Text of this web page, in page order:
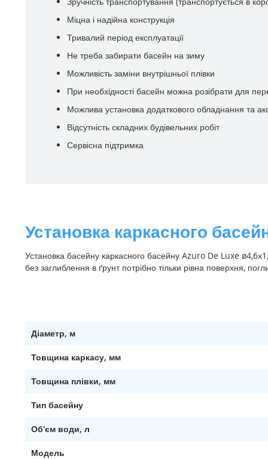
Міцна і надійна конструкція
Тривалий період експлуатації
Не треба забирати басейн на зиму
Можливість заміни внутрішньої плівки
При необхідності басейн можна розібрати для
Можлива установка додаткового обладнання та
Відсутність складних будівельних робіт
Сервісна підтримка
Установка каркасного
Установка басейну каркасного басейну Azuro De Luxe
без заглиблення в ґрунт потрібно тільки рівна поверхня,
Діаметр, м
Товщина каркасу, мм
Товщина плівки, мм
Тип басейну
Об'єм води, л
Модель